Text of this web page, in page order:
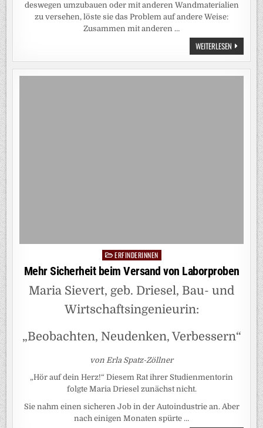
deswegen umzubauen oder mit anderen Wandmaterialien
zu versehen, löste sie das Problem auf andere Weise:
Zusammen mit anderen …
WEITERLESENSIE
ZUR
Posted
in
ERFINDERINNEN
Mehr Sicherheit beim Versand von Laborproben
Maria Sievert, geb. Driesel, Bau- und
Wirtschaftsingenieurin:
„Beobachten, Neudenken, Verbessern“
von Erla Spatz-Zöllner
„Hör auf dein Herz!“ Diesem Rat ihrer Studienmentorin
folgte Maria Driesel zunächst nicht.
Sie nahm einen sicheren Job in der Autoindustrie an. Aber
nach einigen Monaten spürte …